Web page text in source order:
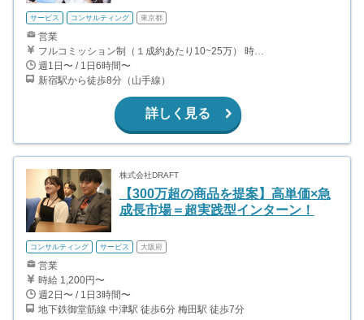
サービス コンサルティング 東京都
営業
フルコミッション制（１成約あたり10~25万） 時給換算で（2000円〜2500円）程度が目安となります。 月100万を稼ぐ学生多数在籍しています。 ■収入例 〇入社1か月目（早稲田大学2年生） 役職：アポインター 月間1契約×10万円＝10万円 ＋交通費 〇入社3か月目（明治大学2年生） 役職：アポインター 月間2契約×13万円＝26万円 ＋交通費 〇入社6か月目（慶應義塾大学3年生） 役職：アポインター 月間5契約×15万円＝75万円 ＋交通費 〇入社15か月目（東京大学3年生） 役職：クローザー 月間3契約×25万=75万円 ＋交通費 交通費支給あり
週1日〜 / 1日6時間〜
新宿駅から徒歩8分（山手線）
詳しく見る
株式会社DRAFT
【300万超の商品を提案】高単価×急
成長市場＝超実践型インターン！
コンサルティング サービス 大阪府
営業
時給 1,200円〜
週2日〜 / 1日3時間〜
地下鉄御堂筋線 中津駅 徒歩6分 梅田駅 徒歩7分